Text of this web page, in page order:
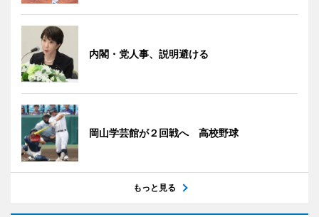
内閣・党人事、説明避ける
岡山学芸館が２回戦へ 高校野球
もっと見る